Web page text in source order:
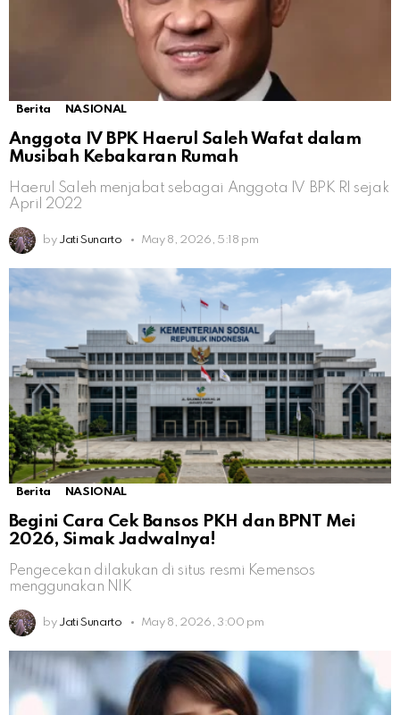
Berita NASIONAL
Anggota IV BPK Haerul Saleh Wafat dalam
Musibah Kebakaran Rumah
Haerul Saleh menjabat sebagai Anggota IV BPK RI sejak
April 2022
by Jati Sunarto May 8, 2026, 5:18 pm
Berita NASIONAL
Begini Cara Cek Bansos PKH dan BPNT Mei
2026, Simak Jadwalnya!
Pengecekan dilakukan di situs resmi Kemensos
menggunakan NIK
by Jati Sunarto May 8, 2026, 3:00 pm